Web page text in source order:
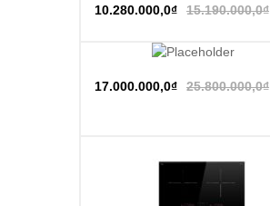
15.190.000,0₫
10.280.000,0₫
Thêm vào giỏ hàng
25.800.000,0₫
17.000.000,0₫